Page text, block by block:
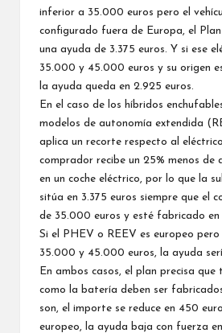
inferior a 35.000 euros pero el
configurado fuera de Europa, el
una ayuda de 3.375 euros. Y si ese
35.000 y 45.000 euros y su origen
la ayuda queda en 2.925 euros.
En el caso de los híbridos
modelos de autonomía extendida
aplica un recorte respecto al
comprador recibe un 25% menos de
en un coche eléctrico, por lo que la
sitúa en 3.375 euros siempre que el
de 35.000 euros y esté fabricado en
Si el PHEV o REEV es europeo
35.000 y 45.000 euros, la ayuda
En ambos casos, el plan precisa
como la batería deben ser
son, el importe se reduce en 450
europeo, la ayuda baja con fuerza